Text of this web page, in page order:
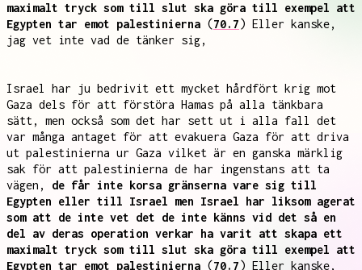
maximalt tryck som till slut ska göra till exempel att
Egypten tar emot palestinierna (70.7) Eller kanske,
jag vet inte vad de tänker sig,
Israel har ju bedrivit ett mycket hårdfört krig mot
Gaza dels för att förstöra Hamas på alla tänkbara
sätt, men också som det har sett ut i alla fall det
var många antaget för att evakuera Gaza för att driva
ut palestinierna ur Gaza vilket är en ganska märklig
sak för att palestinierna de har ingenstans att ta
vägen, de får inte korsa gränserna vare sig till
Egypten eller till Israel men Israel har liksom agerat
som att de inte vet det de inte känns vid det så en
del av deras operation verkar ha varit att skapa ett
maximalt tryck som till slut ska göra till exempel att
Egypten tar emot palestinierna (70.7) Eller kanske,